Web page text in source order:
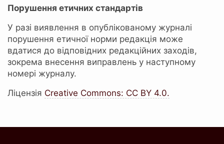
Порушення етичних стандартів
У разі виявлення в опублікованому журналі
порушення етичної норми редакція може
вдатися до відповідних редакційних заходів,
зокрема внесення виправлень у наступному
номері журналу.
Ліцензія Creative Commons: СС ВY 4.0.